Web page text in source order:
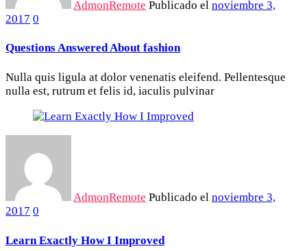
AdmonRemote Publicado el noviembre 3,
2017 0
Questions Answered About fashion
Nulla quis ligula at dolor venenatis eleifend. Pellentesque
nulla est, rutrum et felis id, iaculis pulvinar
AdmonRemote Publicado el noviembre 3,
2017 0
Learn Exactly How I Improved